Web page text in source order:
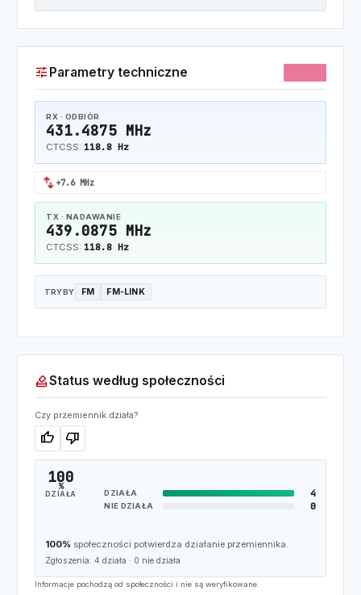
tune Parametry techniczne
RX · ODBIÓR
431.4875 MHz
CTCSS: 118.8 Hz
swap_horiz+7.6 MHz
TX · NADAWANIE
439.0875 MHz
CTCSS: 118.8 Hz
TRYBY FM FM-LINK
how_to_voteStatus według społeczności
Czy przemiennik działa?
thumb_up thumb_down
100
%
DZIAŁA DZIAŁA 4
NIE DZIAŁA 0
100% społeczności potwierdza działanie przemiennika.
Zgłoszenia: 4 działa · 0 nie działa
Informacje pochodzą od społeczności i nie są weryfikowane.